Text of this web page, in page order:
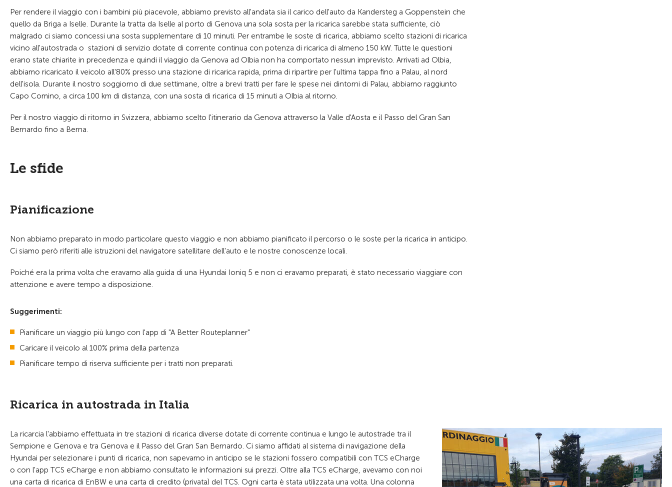
Per rendere il viaggio con i bambini più piacevole, abbiamo previsto all'andata sia il carico dell'auto da Kandersteg a Goppenstein che
quello da Briga a Iselle. Durante la tratta da Iselle al porto di Genova una sola sosta per la ricarica sarebbe stata sufficiente, ciò
malgrado ci siamo concessi una sosta supplementare di 10 minuti. Per entrambe le soste di ricarica, abbiamo scelto stazioni di ricarica
vicino all'autostrada o stazioni di servizio dotate di corrente continua con potenza di ricarica di almeno 150 kW. Tutte le questioni
erano state chiarite in precedenza e quindi il viaggio da Genova ad Olbia non ha comportato nessun imprevisto. Arrivati ad Olbia,
abbiamo ricaricato il veicolo all'80% presso una stazione di ricarica rapida, prima di ripartire per l'ultima tappa fino a Palau, al nord
dell'isola. Durante il nostro soggiorno di due settimane, oltre a brevi tratti per fare le spese nei dintorni di Palau, abbiamo raggiunto
Capo Comino, a circa 100 km di distanza, con una sosta di ricarica di 15 minuti a Olbia al ritorno.
Per il nostro viaggio di ritorno in Svizzera, abbiamo scelto l'itinerario da Genova attraverso la Valle d'Aosta e il Passo del Gran San
Bernardo fino a Berna.
Le sfide
Pianificazione
Non abbiamo preparato in modo particolare questo viaggio e non abbiamo pianificato il percorso o le soste per la ricarica in anticipo.
Ci siamo però riferiti alle istruzioni del navigatore satellitare dell'auto e le nostre conoscenze locali.
Poiché era la prima volta che eravamo alla guida di una Hyundai Ioniq 5 e non ci eravamo preparati, è stato necessario viaggiare con
attenzione e avere tempo a disposizione.
Suggerimenti:
Pianificare un viaggio più lungo con l'app di "A Better Routeplanner"
Caricare il veicolo al 100% prima della partenza
Pianificare tempo di riserva sufficiente per i tratti non preparati.
Ricarica in autostrada in Italia
La ricarcia l'abbiamo effettuata in tre stazioni di ricarica diverse dotate di corrente continua e lungo le autostrade tra il
Sempione e Genova e tra Genova e il Passo del Gran San Bernardo. Ci siamo affidati al sistema di navigazione della
Hyundai per selezionare i punti di ricarica, non sapevamo in anticipo se le stazioni fossero compatibili con TCS eCharge
o con l'app TCS eCharge e non abbiamo consultato le informazioni sui prezzi. Oltre alla TCS eCharge, avevamo con noi
una carta di ricarica di EnBW e una carta di credito (privata) del TCS. Ogni carta è stata utilizzata una volta. Una colonna